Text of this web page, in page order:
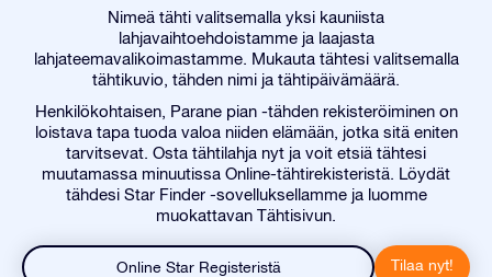
Nimeä tähti valitsemalla yksi kauniista
lahjavaihtoehdoistamme ja laajasta
lahjateemavalikoimastamme. Mukauta tähtesi valitsemalla
tähtikuvio, tähden nimi ja tähtipäivämäärä.
Henkilökohtaisen, Parane pian -tähden rekisteröiminen on
loistava tapa tuoda valoa niiden elämään, jotka sitä eniten
tarvitsevat. Osta tähtilahja nyt ja voit etsiä tähtesi
muutamassa minuutissa Online-tähtirekisteristä. Löydät
tähdesi Star Finder -sovelluksellamme ja luomme
muokattavan Tähtisivun.
Online Star Registeristä Tilaa nyt!